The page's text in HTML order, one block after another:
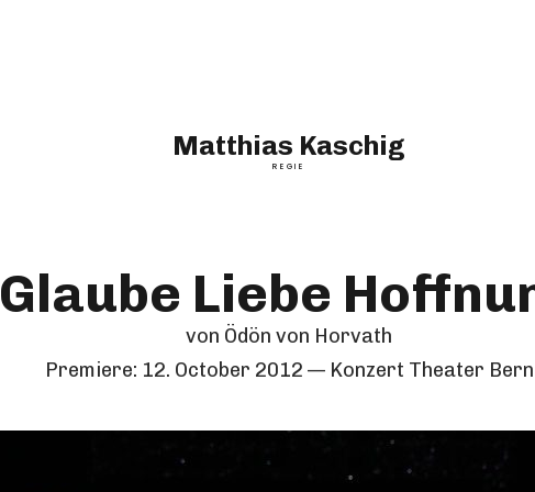
Matthias Kaschig
REGIE
Glaube Liebe
von Ödön von Horvath
Premiere: 12. October 2012 Konzert Theater Bern